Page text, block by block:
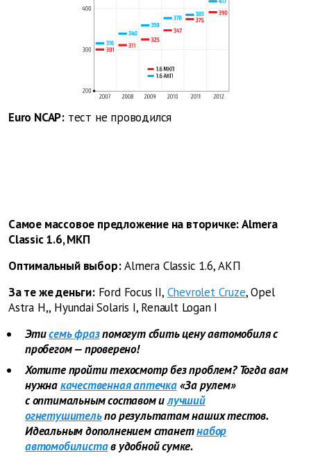
Euro NCAP: тест не проводился
Самое массовое предложение на вторичке: Almera
Classic 1.6, МКП
Оптимальный выбор:Almera Classic 1.6, АКП
За те же деньги:Ford Focus II, Chevrolet Cruze, Opel
Astra H,, Hyundai Solaris I, Renault Logan I
Этисемь фразпомогут сбить цену автомобиля с
пробегом — проверено!
Хотите пройти техосмотр без проблем? Тогда вам
нужнакачественная аптечка«За рулем»
с оптимальным составом илучший
огнетушительпо результатам наших тестов.
Идеальным дополнением станетнабор
автомобилистав удобной сумке.